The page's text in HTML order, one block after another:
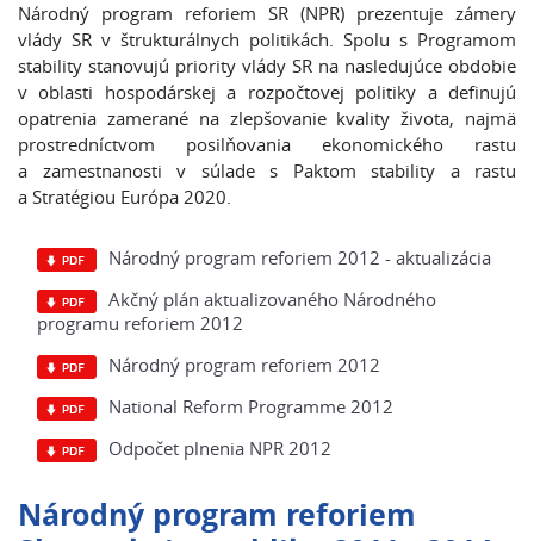
Národný program reforiem SR (NPR) prezentuje zámery
vlády SR v štrukturálnych politikách. Spolu s Programom
stability stanovujú priority vlády SR na nasledujúce obdobie
v oblasti hospodárskej a rozpočtovej politiky a definujú
opatrenia zamerané na zlepšovanie kvality života, najmä
prostredníctvom posilňovania ekonomického rastu
a zamestnanosti v súlade s Paktom stability a rastu
a Stratégiou Európa 2020.
Národný program reforiem 2012 - aktualizácia
Akčný plán aktualizovaného Národného
programu reforiem 2012
Národný program reforiem 2012
National Reform Programme 2012
Odpočet plnenia NPR 2012
Národný program reforiem